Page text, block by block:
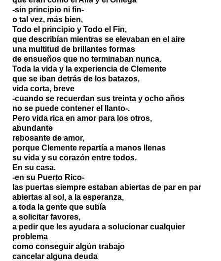
-sin principio ni fin-
o tal vez, más bien,
Todo el principio y Todo el Fin,
que describían mientras se elevaban en el aire
una multitud de brillantes formas
de ensueños que no terminaban nunca.
Toda la vida y la experiencia de Clemente
que se iban detrás de los batazos,
vida corta, breve
-cuando se recuerdan sus treinta y ocho años
no se puede contener el llanto-.
Pero vida rica en amor para los otros,
abundante
rebosante de amor,
porque Clemente repartía a manos llenas
su vida y su corazón entre todos.
En su casa.
-en su Puerto Rico-
las puertas siempre estaban abiertas de par en par
abiertas al sol, a la esperanza,
a toda la gente que subía
a solicitar favores,
a pedir que les ayudara a solucionar cualquier
problema
como conseguir algún trabajo
cancelar alguna deuda